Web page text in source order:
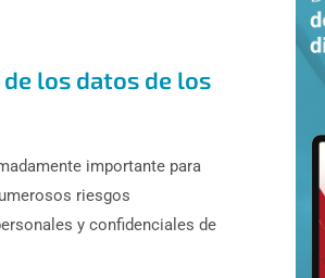
los datos de los
importante para
riesgos
y confidenciales de